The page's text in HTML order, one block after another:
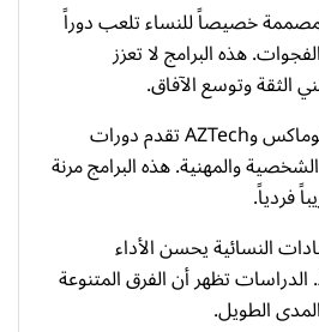
خصيصاً للنساء تلعب دوراً
هذه البرامج لا تعزز
الثقة وتوسع الآفاق.
مؤسسات رائدة مثل جلوماكس وAZTech تقدم دورات
والمهنية. هذه البرامج مرنة
فردياً.
النسائية يحسن الأداء
تظهر أن الفرق المتنوعة
الطويل.